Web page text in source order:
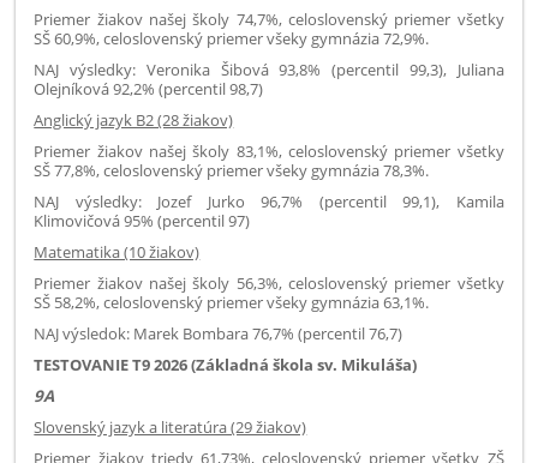
Priemer žiakov našej školy 74,7%, celoslovenský priemer všetky
SŠ 60,9%, celoslovenský priemer všeky gymnázia 72,9%.
NAJ výsledky: Veronika Šibová 93,8% (percentil 99,3), Juliana
Olejníková 92,2% (percentil 98,7)
Anglický jazyk B2 (28 žiakov)
Priemer žiakov našej školy 83,1%, celoslovenský priemer všetky
SŠ 77,8%, celoslovenský priemer všeky gymnázia 78,3%.
NAJ výsledky: Jozef Jurko 96,7% (percentil 99,1), Kamila
Klimovičová 95% (percentil 97)
Matematika (10 žiakov)
Priemer žiakov našej školy 56,3%, celoslovenský priemer všetky
SŠ 58,2%, celoslovenský priemer všeky gymnázia 63,1%.
NAJ výsledok: Marek Bombara 76,7% (percentil 76,7)
TESTOVANIE T9 2026 (Základná škola sv. Mikuláša)
9A
Slovenský jazyk a literatúra (29 žiakov)
Priemer žiakov triedy 61,73%, celoslovenský priemer všetky ZŠ